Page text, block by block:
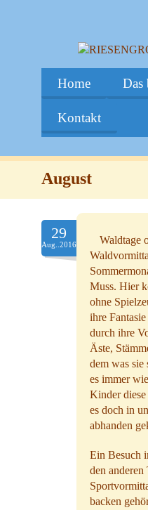
Home Das
Kontakt
August
29
Aug..2016
Waldtage
Muss. Hier
ohne
ihre
durch ihre
Äste,
dem was sie
es immer
Kinder
es doch in
abhanden
Ein Besuch
den anderen
backen